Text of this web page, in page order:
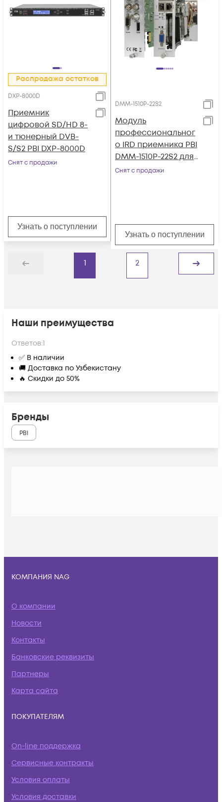
Распродажа остатков
DXP-8000D
Приемник
цифровой SD/HD 8-
и тюнерный DVB-
S/S2 PBI DXP-8000D
Снят с продажи
Узнать о поступлении
DMM-1510P-22S2
Модуль
профессиональног
о IRD приемника PBI
DMM-1510P-22S2 для
цифровой ГС PBI
Снят с продажи
Узнать о поступлении
Назад
1 2
Дальше
Наши преимущества
Ответов:1
✅ В наличии
🚚 Доставка по Узбекистану
🔥 Скидки до 50%
Бренды
PBI
КОМПАНИЯ NAG
О компании
Новости
Контакты
Банковские реквизиты
Партнеры
Карта сайта
ПОКУПАТЕЛЯМ
On-line поддержка
Сервисные контракты
Условия оплаты
Условия доставки